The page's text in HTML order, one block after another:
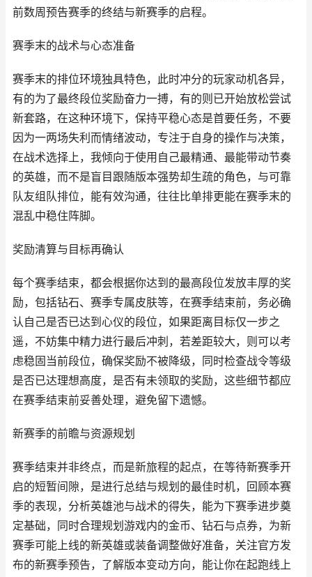
前数周预告赛季的终结与新赛季的启程。
赛季末的战术与心态准备
赛季末的排位环境独具特色，此时冲分的玩家动机各异，
有的为了最终段位奖励奋力一搏，有的则已开始放松尝试
新套路，在这种环境下，保持平稳心态是首要任务，不要
因为一两场失利而情绪波动，专注于自身的操作与决策，
在战术选择上，我倾向于使用自己最精通、最能带动节奏
的英雄，而不是盲目跟随版本强势却生疏的角色，与可靠
队友组队排位，能有效沟通，往往比单排更能在赛季末的
混乱中稳住阵脚。
奖励清算与目标再确认
每个赛季结束，都会根据你达到的最高段位发放丰厚的奖
励，包括钻石、赛季专属皮肤等，在赛季结束前，务必确
认自己是否已达到心仪的段位，如果距离目标仅一步之
遥，不妨集中精力进行最后冲刺，若差距较大，则可以考
虑稳固当前段位，确保奖励不被降级，同时检查战令等级
是否已达理想高度，是否有未领取的奖励，这些细节都应
在赛季结束前妥善处理，避免留下遗憾。
新赛季的前瞻与资源规划
赛季结束并非终点，而是新旅程的起点，在等待新赛季开
启的短暂间隙，是进行总结与规划的最佳时机，回顾本赛
季的表现，分析英雄池与战术的得失，能为下赛季进步奠
定基础，同时合理规划游戏内的金币、钻石与点券，为新
赛季可能上线的新英雄或装备调整做好准备，关注官方发
布的新赛季预告，了解版本变动方向，能让你在起跑线上